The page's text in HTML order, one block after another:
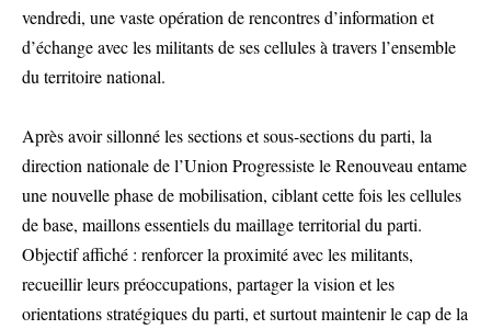
vendredi, une vaste opération de rencontres d’information et
d’échange avec les militants de ses cellules à travers l’ensemble
du territoire national.
Après avoir sillonné les sections et sous-sections du parti, la
direction nationale de l’Union Progressiste le Renouveau entame
une nouvelle phase de mobilisation, ciblant cette fois les cellules
de base, maillons essentiels du maillage territorial du parti.
Objectif affiché : renforcer la proximité avec les militants,
recueillir leurs préoccupations, partager la vision et les
orientations stratégiques du parti, et surtout maintenir le cap de la